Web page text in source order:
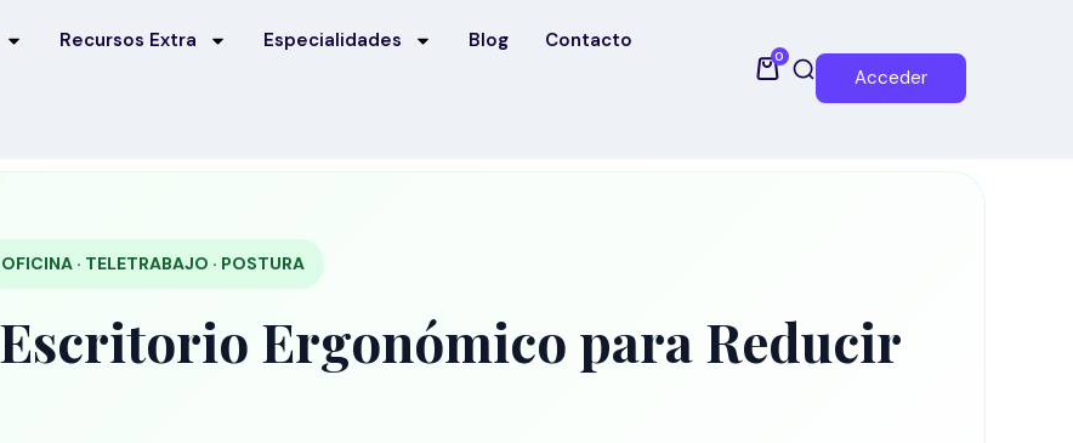
Recursos Extra Especialidades Blog Contacto
0
Acceder
· TELETRABAJO · POSTURA
Ergonómico para Reducir